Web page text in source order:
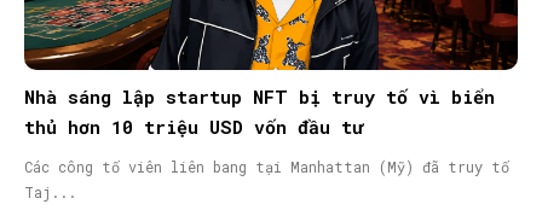
Nhà sáng lập startup NFT bị truy tố vì biển
thủ hơn 10 triệu USD vốn đầu tư
Các công tố viên liên bang tại Manhattan (Mỹ) đã truy tố
Taj...